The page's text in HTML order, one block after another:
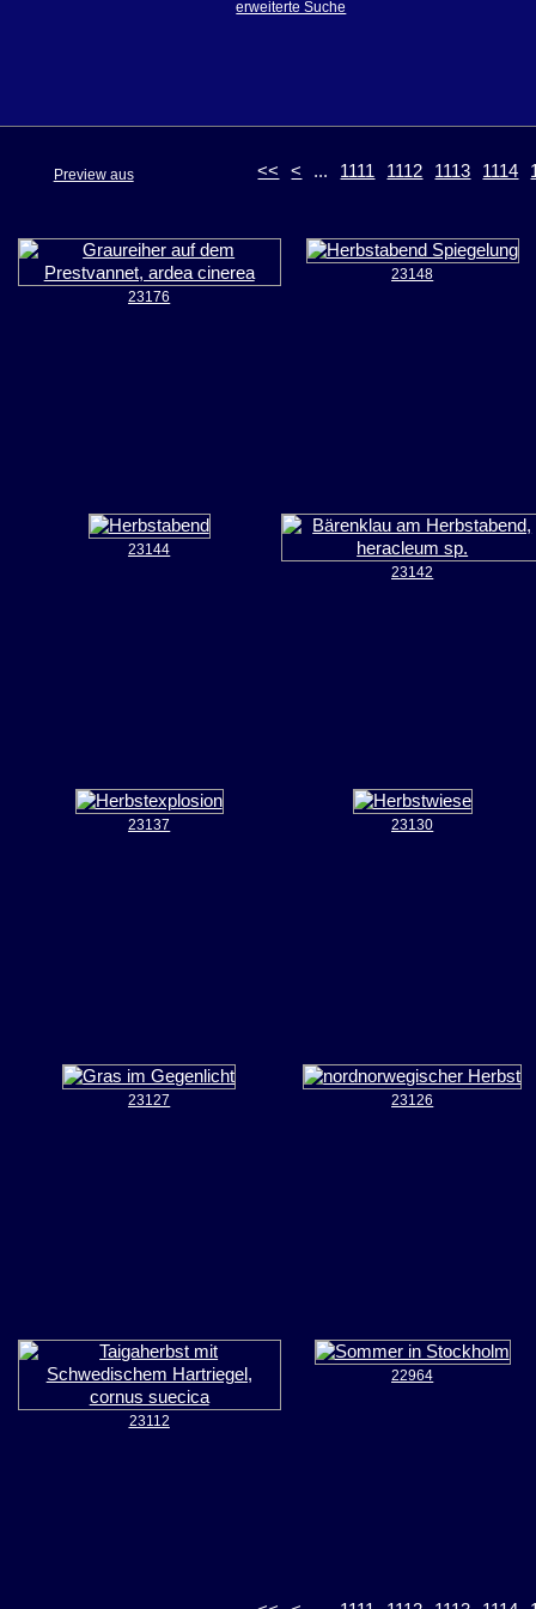
erweiterte Suche
<< < ... 1111 1112 1113 1114
Preview aus
23176
23148
23144
23142
23137 23130
23127 23126
23112
22964